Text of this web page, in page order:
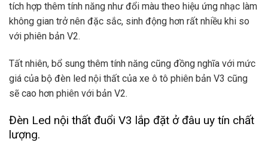
tích hợp thêm tính năng như đổi màu theo hiệu ứng nhạc làm
không gian trở nên đặc sắc, sinh động hơn rất nhiều khi so
với phiên bản V2.
Tất nhiên, bổ sung thêm tính năng cũng đồng nghĩa với mức
giá của bộ đèn led nội thất của xe ô tô phiên bản V3 cũng
sẽ cao hơn phiên với bản V2.
Đèn Led nội thất đuổi V3 lắp đặt ở đâu uy tín chất
lượng.